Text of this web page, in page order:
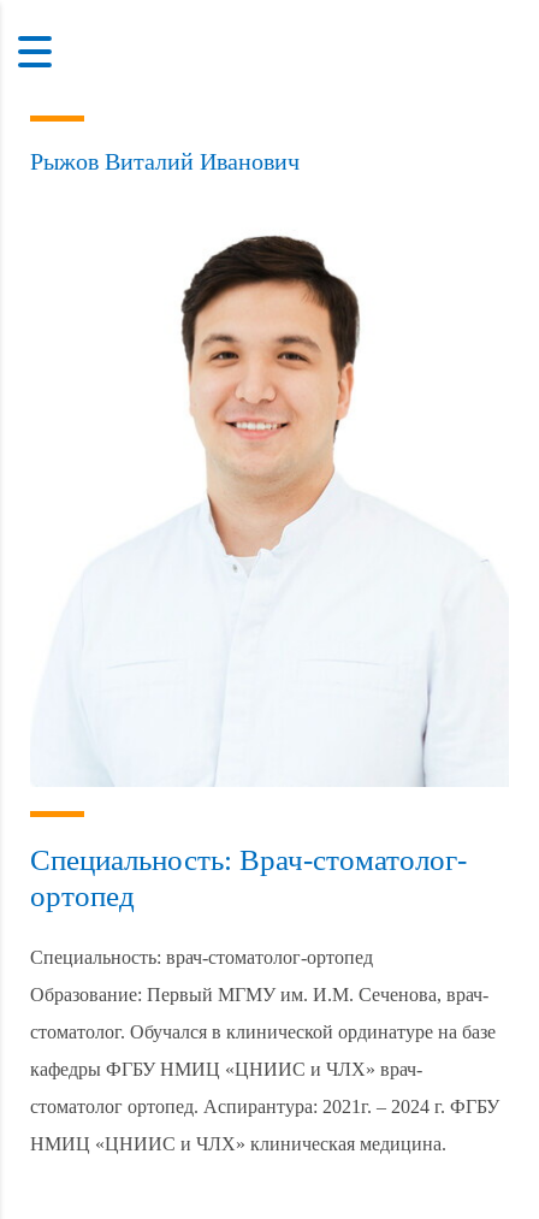
Рыжов Виталий Иванович
Специальность: Врач-стоматолог-
ортопед
Специальность: врач-стоматолог-ортопед
Образование: Первый МГМУ им. И.М. Сеченова, врач-
стоматолог. Обучался в клинической ординатуре на базе
кафедры ФГБУ НМИЦ «ЦНИИС и ЧЛХ» врач-
стоматолог ортопед. Аспирантура: 2021г. – 2024 г. ФГБУ
НМИЦ «ЦНИИС и ЧЛХ» клиническая медицина.